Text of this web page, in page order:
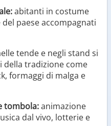
abitanti in costume
paese accompagnati
tende e negli stand si
della tradizione come
formaggi di malga e
tombola:animazione
dal vivo, lotterie e